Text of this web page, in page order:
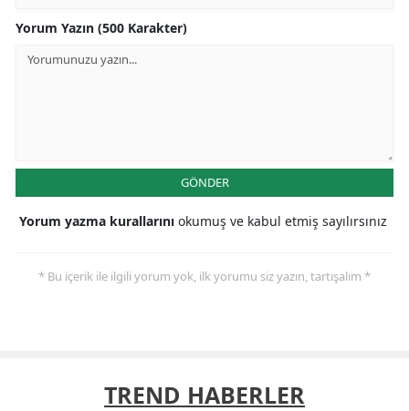
Yorum Yazın (500 Karakter)
GÖNDER
Yorum yazma kurallarını okumuş ve kabul etmiş sayılırsınız
* Bu içerik ile ilgili yorum yok, ilk yorumu siz yazın, tartışalım *
TREND HABERLER